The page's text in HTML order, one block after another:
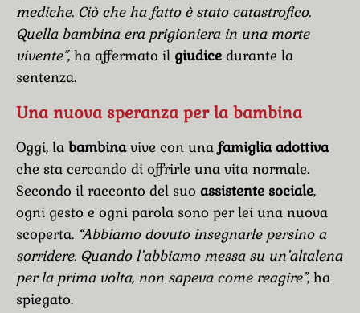
mediche. Ciò che ha fatto è stato catastrofico.
Quella bambina era prigioniera in una morte
vivente”, ha affermato il giudice durante la
sentenza.
Una nuova speranza per la bambina
Oggi, la bambinavive con una famiglia adottiva
che sta cercando di offrirle una vita normale.
Secondo il racconto del suo assistente sociale,
ogni gesto e ogni parola sono per lei una nuova
scoperta. “Abbiamo dovuto insegnarle persino a
sorridere. Quando l’abbiamo messa su un’altalena
per la prima volta, non sapeva come reagire”, ha
spiegato.